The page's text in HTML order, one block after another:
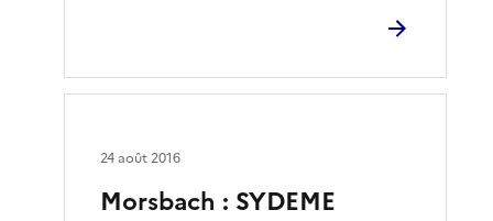
Morsbach : SYDEME
24 août 2016